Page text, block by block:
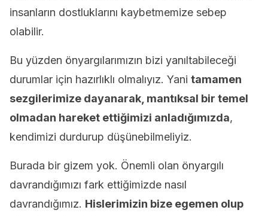
insanların dostluklarını kaybetmemize sebep
olabilir.
Bu yüzden önyargılarımızın bizi yanıltabileceği
durumlar için hazırlıklı olmalıyız. Yani tamamen
sezgilerimize dayanarak, mantıksal bir temel
olmadan hareket ettiğimizi anladığımızda,
kendimizi durdurup düşünebilmeliyiz.
Burada bir gizem yok. Önemli olan önyargılı
davrandığımızı fark ettiğimizde nasıl
davrandığımız. Hislerimizin bize egemen olup